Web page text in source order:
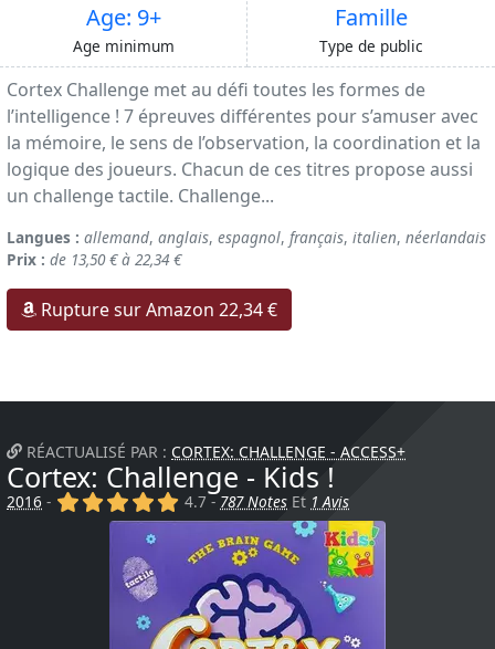
Age: 9+
Age minimum
Famille
Type de public
Cortex Challenge met au défi toutes les formes de
l’intelligence ! 7 épreuves différentes pour s’amuser avec
la mémoire, le sens de l’observation, la coordination et la
logique des joueurs. Chacun de ces titres propose aussi
un challenge tactile. Challenge...
Langues : allemand, anglais, espagnol, français, italien, néerlandais
Prix : de 13,50 € à 22,34 €
Rupture sur Amazon 22,34 €
RÉACTUALISÉ PAR : CORTEX: CHALLENGE - ACCESS+
Cortex: Challenge - Kids !
2016 - (x) (x) (x) (x) (x)
4.7 -787 Notes Et 1 Avis